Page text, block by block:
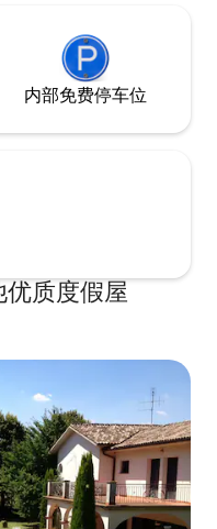
内部免费停车位
质度假屋